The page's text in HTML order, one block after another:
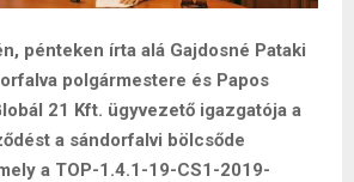
pénteken írta alá Gajdosné Pataki
polgármestere és Papos
21 Kft. ügyvezető igazgatója a
a sándorfalvi bölcsőde
a TOP-1.4.1-19-CS1-2019-